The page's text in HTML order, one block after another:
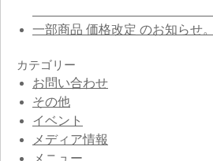
一部商品 価格改定 のお知らせ。
カテゴリー
お問い合わせ
その他
イベント
メディア情報